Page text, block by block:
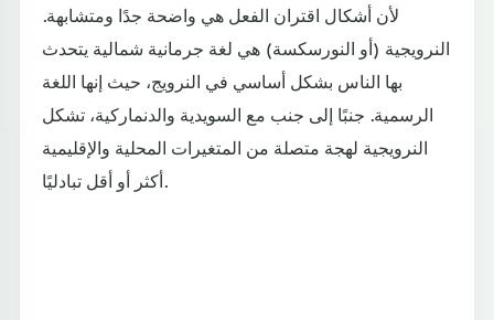
لأن أشكال اقتران الفعل هي واضحة جدًا ومتشابهة.
النرويجية (أو النورسكسة) هي لغة جرمانية شمالية يتحدث
بها الناس بشكل أساسي في النرويج، حيث إنها اللغة
الرسمية. جنبًا إلى جنب مع السويدية والدنماركية، تشكل
النرويجية لهجة متصلة من المتغيرات المحلية والإقليمية
أكثر أو أقل تبادليًا.